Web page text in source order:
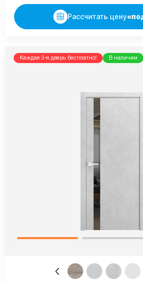
Рассчитать цену
Каждая 3-я дверь бесплатно! В наличии